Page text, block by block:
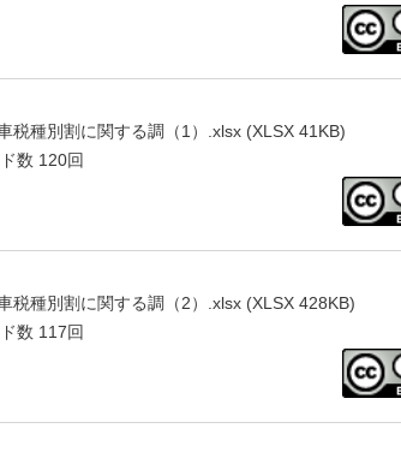
税種別割に関する調（1）.xlsx (XLSX 41KB)
数 120回
税種別割に関する調（2）.xlsx (XLSX 428KB)
数 117回